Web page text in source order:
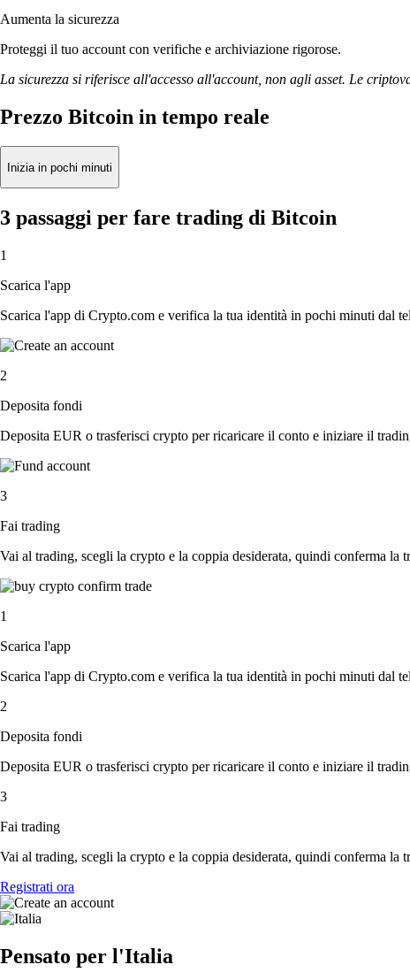
Aumenta la sicurezza
Proteggi il tuo account con verifiche e archiviazione rigorose.
La sicurezza si riferisce all'accesso all'account, non agli asset. Le
Prezzo Bitcoin in tempo reale
Inizia in pochi minuti
3 passaggi per fare trading di Bitcoin
1
Scarica l'app
Scarica l'app di Crypto.com e verifica la tua identità in pochi minuti dal
2
Deposita fondi
Deposita EUR o trasferisci crypto per ricaricare il conto e iniziare il
3
Fai trading
Vai al trading, scegli la crypto e la coppia desiderata, quindi conferma la
1
Scarica l'app
Scarica l'app di Crypto.com e verifica la tua identità in pochi minuti dal
2
Deposita fondi
Deposita EUR o trasferisci crypto per ricaricare il conto e iniziare il
3
Fai trading
Vai al trading, scegli la crypto e la coppia desiderata, quindi conferma la
Registrati ora
Pensato per l'Italia